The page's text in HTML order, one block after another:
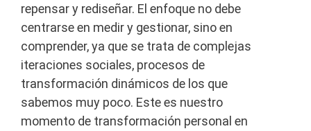
repensar y rediseñar. El enfoque no debe
centrarse en medir y gestionar, sino en
comprender, ya que se trata de complejas
iteraciones sociales, procesos de
transformación dinámicos de los que
sabemos muy poco. Este es nuestro
momento de transformación personal en